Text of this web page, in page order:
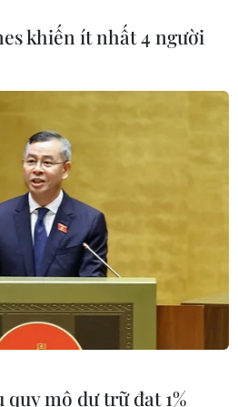
hàng chục
không thể hạ
lở đất ở 8 tỉnh
Hóa
hại khoảng
khiến ít nhất 4 người
mô dự trữ đạt 1%